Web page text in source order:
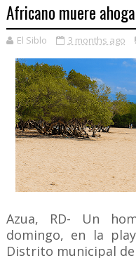
Africano muere
El Siblo 3 months ago
Azua, RD- Un
domingo, en la
Distrito municipal